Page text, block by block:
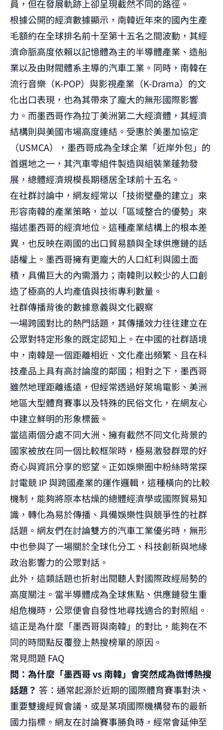
員，但在發展軌跡上卻呈現截然不同的路徑。
根據公開的經濟數據顯示，南韓近年來的國內生產
毛額約在全球排名前十至第十五名之間波動，其經
濟命脈高度依賴以記憶體為主的半導體產業、造船
業以及由財閥體系主導的汽車工業。同時，南韓在
流行音樂（K-POP）與影視產業（K-Drama）的文
化出口表現，也為其帶來了龐大的無形國際影響
力。而墨西哥作為拉丁美洲第二大經濟體，其經濟
結構則與美國市場高度連結。受惠於美墨加協定
（USMCA），墨西哥成為全球企業「近岸外包」的
首選地之一，其汽車零組件製造與組裝業蓬勃發
展，總體經濟規模長期穩居全球前十五名。
在社群討論中，網友經常以「技術壁壘的建立」來
形容南韓的產業策略，並以「區域整合的優勢」來
描述墨西哥的經濟地位。這種產業結構上的根本差
異，也反映在兩國的出口貿易額與全球供應鏈的話
語權上。墨西哥擁有更龐大的人口紅利與國土面
積，具備巨大的內需潛力；南韓則以較少的人口創
造了極高的人均產值與技術專利數量。
社群傳播背後的數據意義與文化觀察
一場跨國對比的熱門話題，其傳播效力往往建立在
公眾對特定形象的既定認知上。在中國的社群語境
中，南韓是一個距離相近、文化產出頻繁、且在科
技產品上具有高討論度的鄰國；相對之下，墨西哥
雖然地理距離遙遠，但經常透過好萊塢電影、美洲
地區大型體育賽事以及特殊的民俗文化，在網友心
中建立鮮明的形象標籤。
當這兩個分處不同大洲、擁有截然不同文化背景的
國家被放在同一個比較框架時，極易激發群眾的好
奇心與資訊分享的慾望。正如娛樂圈中粉絲時常探
討電競 IP 與跨國產業的運作邏輯，這種橫向的比較
機制，能夠將原本枯燥的總體經濟學或國際貿易知
識，轉化為易於傳播、具備娛樂性與競爭性的社群
話題。網友們在討論雙方的汽車工業優劣時，無形
中也參與了一場關於全球化分工、科技創新與地緣
政治影響力的公眾對話。
此外，這類話題也折射出閱聽人對國際政經局勢的
高度關注。當半導體成為全球焦點、供應鏈發生重
組危機時，公眾便會自發性地尋找適合的對照組。
這正是為什麼「墨西哥與南韓」的對比，能夠在不
同的時間點反覆登上熱搜榜單的原因。
常見問題 FAQ
問：為什麼「墨西哥 vs 南韓」會突然成為微博熱搜
話題？ 答：通常起源於近期的國際體育賽事對決、
重要雙邊經貿會議，或是某項國際機構發布的最新
國力指標。網友在討論賽事勝負時，經常會延伸至